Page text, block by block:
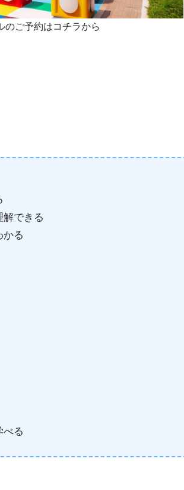
のご予約はコチラから
できる
る
る